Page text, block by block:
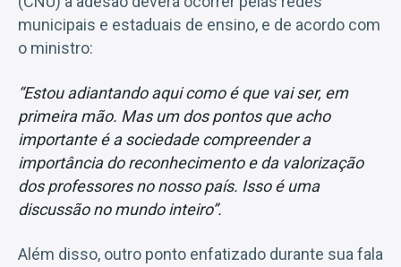
municipais e estaduais de ensino, e de acordo com
o ministro:
“Estou adiantando aqui como é que vai ser, em
primeira mão. Mas um dos pontos que acho
importante é a sociedade compreender a
importância do reconhecimento e da valorização
dos professores no nosso país. Isso é uma
discussão no mundo inteiro”.
Além disso, outro ponto enfatizado durante sua fala